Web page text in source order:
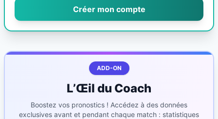
Créer mon compte
ADD-ON
L’Œil du Coach
Boostez vos pronostics ! Accédez à des données
exclusives avant et pendant chaque match : statistiques